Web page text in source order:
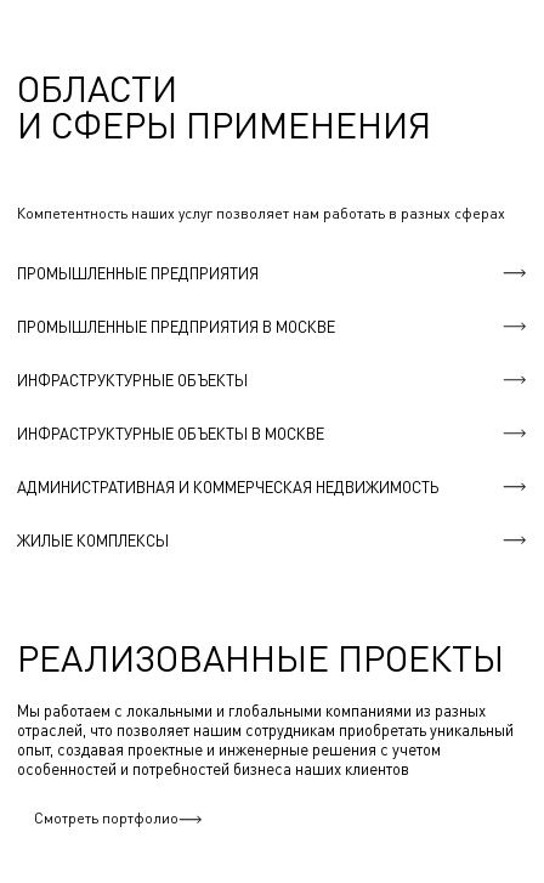
ОБЛАСТИ
И СФЕРЫ ПРИМЕНЕНИЯ
Компетентность наших услуг позволяет нам работать в разных сферах
ПРОМЫШЛЕННЫЕ ПРЕДПРИЯТИЯ
ПРОМЫШЛЕННЫЕ ПРЕДПРИЯТИЯ В МОСКВЕ
ИНФРАСТРУКТУРНЫЕ ОБЪЕКТЫ
ИНФРАСТРУКТУРНЫЕ ОБЪЕКТЫ В МОСКВЕ
АДМИНИСТРАТИВНАЯ И КОММЕРЧЕСКАЯ НЕДВИЖИМОСТЬ
ЖИЛЫЕ КОМПЛЕКСЫ
РЕАЛИЗОВАННЫЕ ПРОЕКТЫ
Мы работаем с локальными и глобальными компаниями из разных
отраслей, что позволяет нашим сотрудникам приобретать уникальный
опыт, создавая проектные и инженерные решения с учетом
особенностей и потребностей бизнеса наших клиентов
Смотреть портфолио